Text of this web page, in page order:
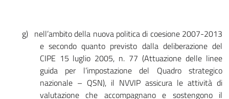
g) nell’ambito della nuova politica di coesione 2007-2013
e secondo quanto previsto dalla deliberazione del
CIPE 15 luglio 2005, n. 77 (Attuazione delle linee
guida per l’impostazione del Quadro strategico
nazionale – QSN), il NVVIP assicura le attività di
valutazione che accompagnano e sostengono il